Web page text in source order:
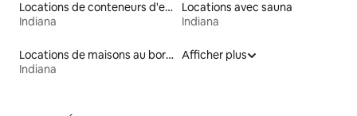
Locations de conteneurs d'expédition
Indiana
Locations avec sauna
Indiana
Locations de maisons au bord d'un lac
Indiana
Afficher plus